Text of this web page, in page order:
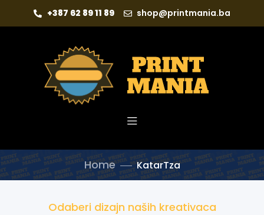
+387 62 89 11 89 shop@printmania.ba
Home KatarTza
Odaberi dizajn naših kreativaca